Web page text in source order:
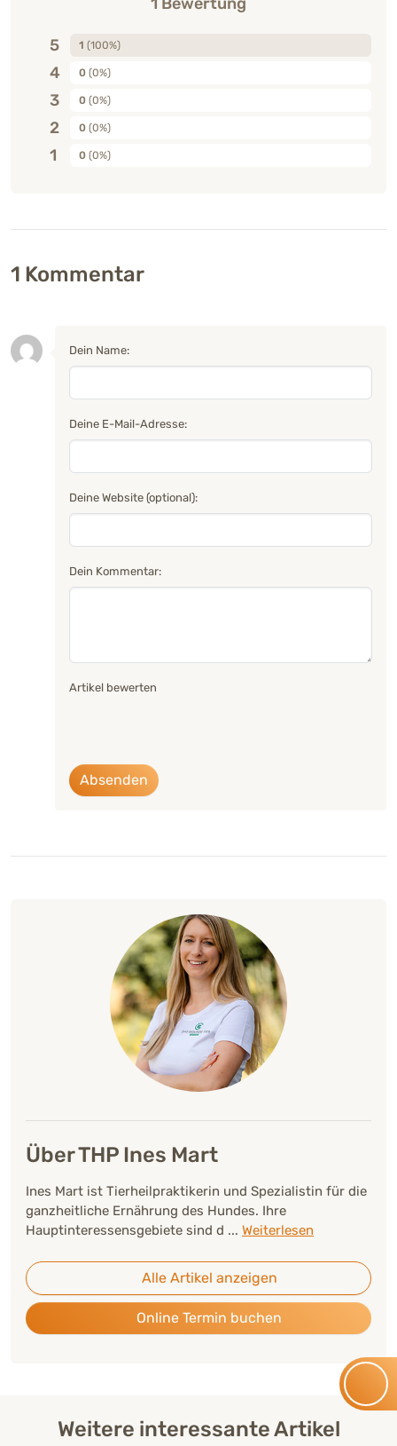
1 Bewertung
5 1 (100%)
4 0 (0%)
3 0 (0%)
2 0 (0%)
1 0 (0%)
1 Kommentar
Dein Name:
Deine E-Mail-Adresse:
Deine Website (optional):
Dein Kommentar:
Artikel bewerten
Absenden
Über THP Ines Mart
Ines Mart ist Tierheilpraktikerin und Spezialistin für die
ganzheitliche Ernährung des Hundes. Ihre
Hauptinteressensgebiete sind d ... Weiterlesen
Alle Artikel anzeigen
Online Termin buchen
Weitere interessante Artikel